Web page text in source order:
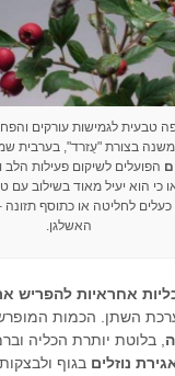
טבעית לגמישות עורקים
בצורת "עֻזרד", בערבית
הפועלים לשיקום פעילות
כי הוא יעיל מאוד בשילוב עם
כעלים לחליטה או כתוסף
האשלגן.
אחראיות להפריש
השתן. הכמות
, בלוטת יותרת הכליה
נוזלים בגוף